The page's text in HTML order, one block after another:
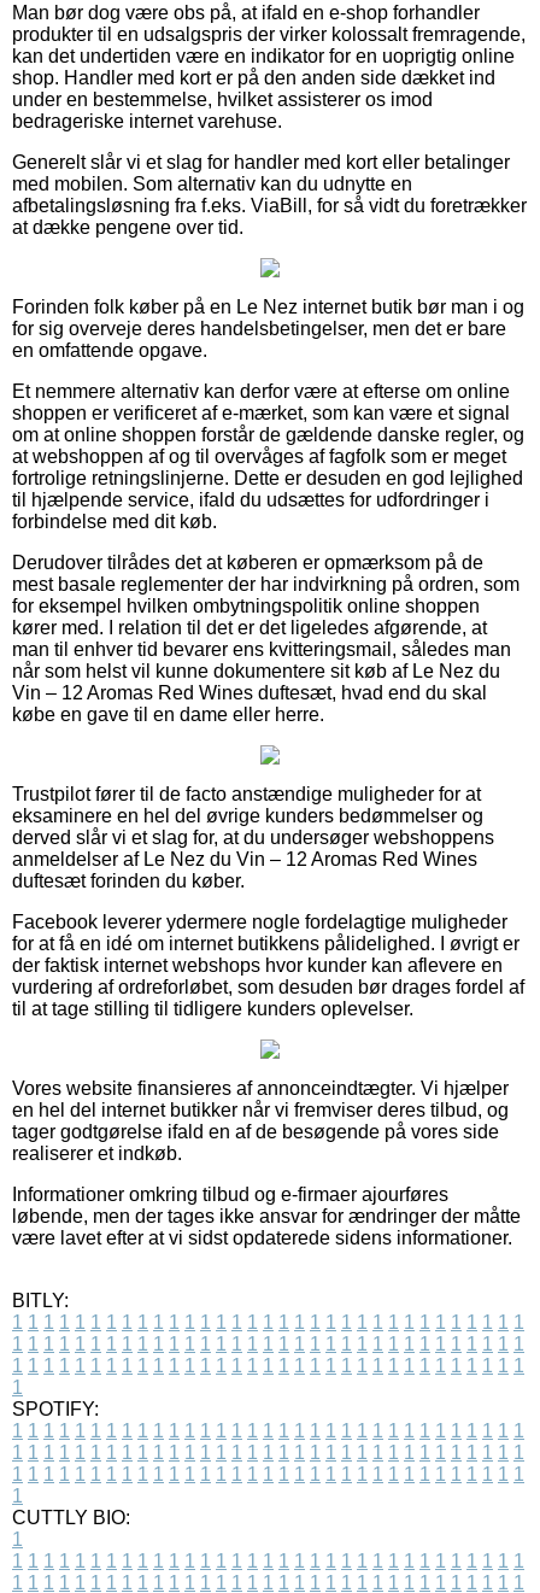
Man bør dog være obs på, at ifald en e-shop forhandler
produkter til en udsalgspris der virker kolossalt fremragende,
kan det undertiden være en indikator for en uoprigtig online
shop. Handler med kort er på den anden side dækket ind
under en bestemmelse, hvilket assisterer os imod
bedrageriske internet varehuse.
Generelt slår vi et slag for handler med kort eller betalinger
med mobilen. Som alternativ kan du udnytte en
afbetalingsløsning fra f.eks. ViaBill, for så vidt du foretrækker
at dække pengene over tid.
Forinden folk køber på en Le Nez internet butik bør man i og
for sig overveje deres handelsbetingelser, men det er bare
en omfattende opgave.
Et nemmere alternativ kan derfor være at efterse om online
shoppen er verificeret af e-mærket, som kan være et signal
om at online shoppen forstår de gældende danske regler, og
at webshoppen af og til overvåges af fagfolk som er meget
fortrolige retningslinjerne. Dette er desuden en god lejlighed
til hjælpende service, ifald du udsættes for udfordringer i
forbindelse med dit køb.
Derudover tilrådes det at køberen er opmærksom på de
mest basale reglementer der har indvirkning på ordren, som
for eksempel hvilken ombytningspolitik online shoppen
kører med. I relation til det er det ligeledes afgørende, at
man til enhver tid bevarer ens kvitteringsmail, således man
når som helst vil kunne dokumentere sit køb af Le Nez du
Vin – 12 Aromas Red Wines duftesæt, hvad end du skal
købe en gave til en dame eller herre.
Trustpilot fører til de facto anstændige muligheder for at
eksaminere en hel del øvrige kunders bedømmelser og
derved slår vi et slag for, at du undersøger webshoppens
anmeldelser af Le Nez du Vin – 12 Aromas Red Wines
duftesæt forinden du køber.
Facebook leverer ydermere nogle fordelagtige muligheder
for at få en idé om internet butikkens pålidelighed. I øvrigt er
der faktisk internet webshops hvor kunder kan aflevere en
vurdering af ordreforløbet, som desuden bør drages fordel af
til at tage stilling til tidligere kunders oplevelser.
Vores website finansieres af annonceindtægter. Vi hjælper
en hel del internet butikker når vi fremviser deres tilbud, og
tager godtgørelse ifald en af de besøgende på vores side
realiserer et indkøb.
Informationer omkring tilbud og e-firmaer ajourføres
løbende, men der tages ikke ansvar for ændringer der måtte
være lavet efter at vi sidst opdaterede sidens informationer.
BITLY:
1 1 1 1 1 1 1 1 1 1 1 1 1 1 1 1 1 1 1 1 1 1 1 1 1 1 1 1 1 1 1 1 1
1 1 1 1 1 1 1 1 1 1 1 1 1 1 1 1 1 1 1 1 1 1 1 1 1 1 1 1 1 1 1 1 1
1 1 1 1 1 1 1 1 1 1 1 1 1 1 1 1 1 1 1 1 1 1 1 1 1 1 1 1 1 1 1 1 1
1
SPOTIFY:
1 1 1 1 1 1 1 1 1 1 1 1 1 1 1 1 1 1 1 1 1 1 1 1 1 1 1 1 1 1 1 1 1
1 1 1 1 1 1 1 1 1 1 1 1 1 1 1 1 1 1 1 1 1 1 1 1 1 1 1 1 1 1 1 1 1
1 1 1 1 1 1 1 1 1 1 1 1 1 1 1 1 1 1 1 1 1 1 1 1 1 1 1 1 1 1 1 1 1
1
CUTTLY BIO:
1
1 1 1 1 1 1 1 1 1 1 1 1 1 1 1 1 1 1 1 1 1 1 1 1 1 1 1 1 1 1 1 1 1
1 1 1 1 1 1 1 1 1 1 1 1 1 1 1 1 1 1 1 1 1 1 1 1 1 1 1 1 1 1 1 1 1